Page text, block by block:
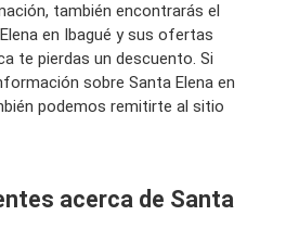
también encontrarás el
en Ibagué y sus ofertas
te pierdas un descuento. Si
sobre Santa Elena en
podemos remitirte al sitio
acerca de Santa